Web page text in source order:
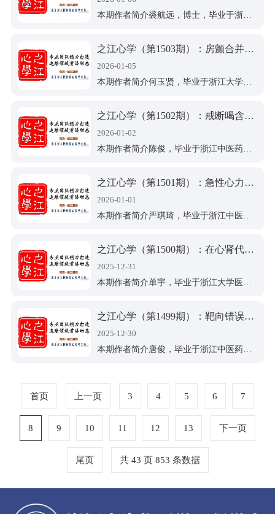
本期作者简介裘航远，博士，毕业于浙江大学医学院，浙江省人民医院心内科住院医师，主要从事各类心血管疾病诊治及相关治疗。
之江心学（第1503期）：房颤合并外周动脉疾病：利伐沙班vs阿哌沙班，疗效相当，出血有别
2026-01-05
本期作者简介何玉贤，毕业于浙江大学医学院，医学博士，浙江省人民医院心内科住院医师，从事心血管疾病诊治及相关研究。
之江心学（第1502期）：戒断喝含咖啡因的咖啡习惯是否减少心房颤动复律后复发风险
2026-01-02
本期作者简介陈俊，毕业于浙江中医药大学，医学博士，浙江省人民医院心内科住院医师，从事心血管疾病诊治及相关研究。一作及通讯作者发表SCI论文多篇，参与多项省级课题和国家级课题。
之江心学（第1501期）：急性心力衰竭出院时残余血管内与组织充血的临床特征及预后价值
2026-01-01
本期作者简介严琪琦，毕业于浙江中医药大学，硕士，浙江省人民医院心内科住院医师，从事心血管疾病诊治及相关研究。
之江心学（第1500期）：在心肾代谢综合征0–3期患者中，胰岛素抵抗代谢评分与中风发生风险显著相关
2025-12-31
本期作者简介单宇，毕业于浙江大学医学院，医学硕士，浙江省人民医院心内科住院医师，从事心血管疾病诊治及相关研究。以第一作者及共同第一作者发表SCI论文7篇。
之江心学（第1499期）：靶向错误折叠蛋白 ，Coramitug 安全改善 ATTR-CM
2025-12-30
本期作者简介唐俊，毕业于浙江中医药大学，医学硕士，浙江省人民医院心内科住院医师，从事心血管疾病诊治及相关研究。
首页 上一页 3 4 5 6 7
8 9 10 11 12 13 下一页
尾页 共 43 页 853 条数据